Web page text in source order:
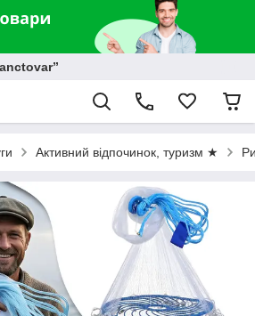
Активний відпочинок, туризм ★